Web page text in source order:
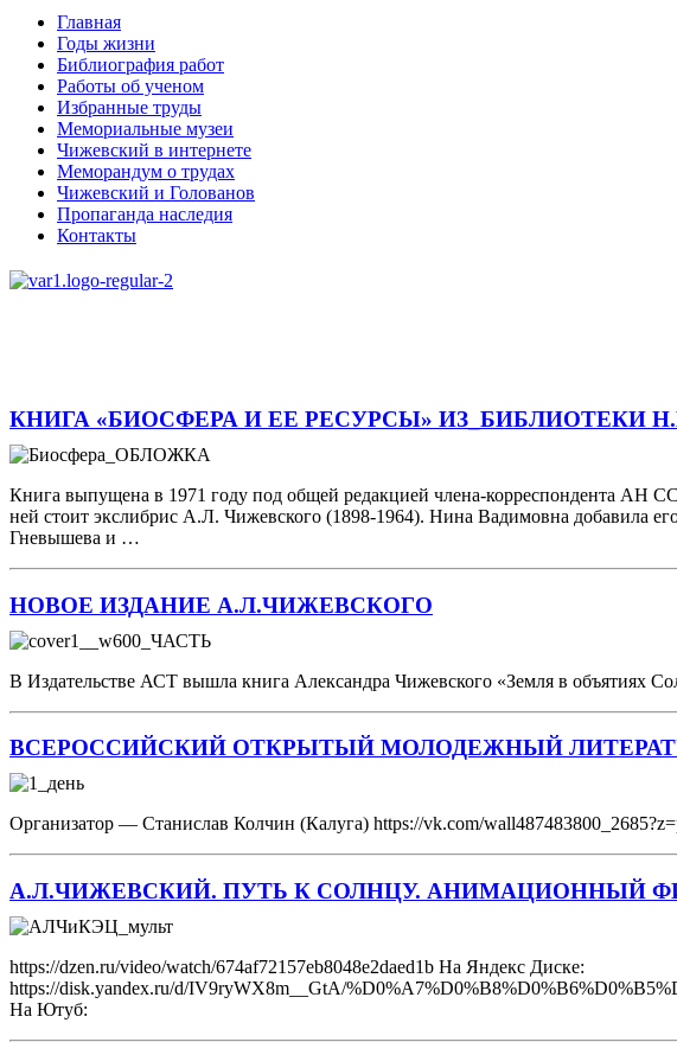
Главная
Годы жизни
Библиография работ
Работы об ученом
Избранные труды
Мемориальные музеи
Чижевский в интернете
Меморандум о трудах
Чижевский и Голованов
Пропаганда наследия
Контакты
КНИГА «БИОСФЕРА И ЕЕ РЕСУРСЫ» ИЗ_БИБЛИОТЕКИ
Книга выпущена в 1971 году под общей редакцией члена-корреспондента АН
ней стоит экслибрис А.Л. Чижевского (1898-1964). Нина Вадимовна добавила
Гневышева и …
НОВОЕ ИЗДАНИЕ А.Л.ЧИЖЕВСКОГО
В Издательстве АСТ вышла книга Александра Чижевского «Земля в объятиях
ВСЕРОССИЙСКИЙ ОТКРЫТЫЙ МОЛОДЕЖНЫЙ
Организатор — Станислав Колчин (Калуга) https://vk.com/
А.Л.ЧИЖЕВСКИЙ. ПУТЬ К СОЛНЦУ. АНИМАЦИОННЫЙ
https://dzen.ru/video/watch/674af72157eb8048e2daed1b На Яндекс Диске:
https://disk.yandex.ru/d/IV9ryWX8m__GtA/
На Ютуб: